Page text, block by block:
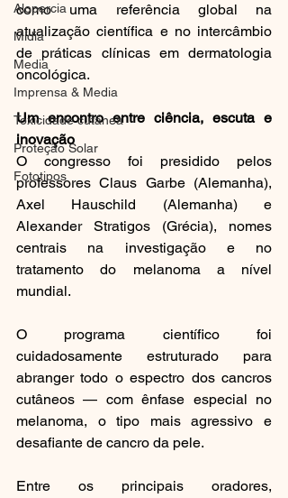
Alopercia
Mídia
Media
Imprensa & Media
Toxicidade cutânea
Proteção Solar
Fototipos
como uma referência global na
atualização científica e no intercâmbio
de práticas clínicas em dermatologia
oncológica.
Um encontro entre ciência, escuta e
inovação
O congresso foi presidido pelos
professores Claus Garbe (Alemanha),
Axel Hauschild (Alemanha) e
Alexander Stratigos (Grécia), nomes
centrais na investigação e no
tratamento do melanoma a nível
mundial.
O programa científico foi
cuidadosamente estruturado para
abranger todo o espectro dos cancros
cutâneos — com ênfase especial no
melanoma, o tipo mais agressivo e
desafiante de cancro da pele.
Entre os principais oradores,